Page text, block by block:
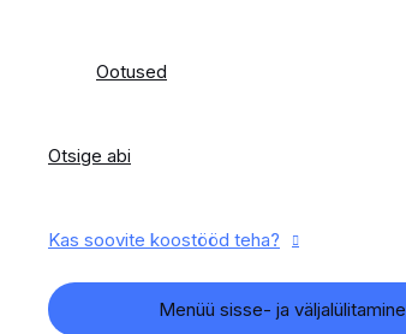
Ootused
Otsige abi
Kas soovite koostööd teha?
Menüü sisse- ja väljalülitamine